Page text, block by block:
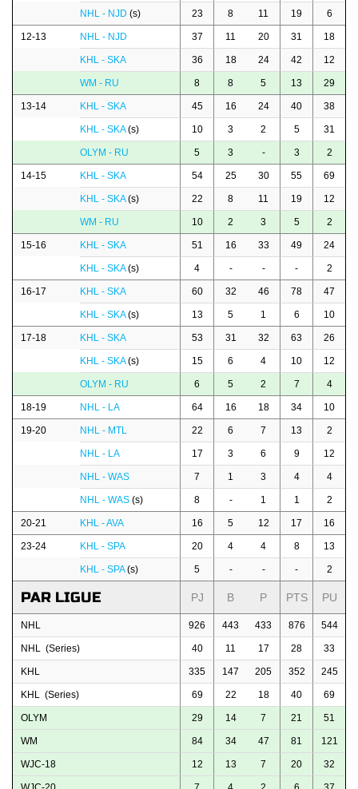
NHL - NJD (s) 23 8 11 19 6
12-13 NHL - NJD 37 11 20 31 18
KHL - SKA 36 18 24 42 12
WM - RU 8 8 5 13 29
13-14 KHL - SKA 45 16 24 40 38
KHL - SKA(s) 10 3 2 5 31
OLYM - RU 5 3 - 3 2
14-15 KHL - SKA 54 25 30 55 69
KHL - SKA(s) 22 8 11 19 12
WM - RU 10 2 3 5 2
15-16 KHL - SKA 51 16 33 49 24
KHL - SKA(s) 4 - - - 2
16-17 KHL - SKA 60 32 46 78 47
KHL - SKA(s) 13 5 1 6 10
17-18 KHL - SKA 53 31 32 63 26
KHL - SKA(s) 15 6 4 10 12
OLYM - RU 6 5 2 7 4
18-19 NHL - LA 64 16 18 34 10
19-20 NHL - MTL 22 6 7 13 2
NHL - LA 17 3 6 9 12
NHL - WAS 7 1 3 4 4
NHL - WAS (s) 8 - 1 1 2
20-21 KHL - AVA 16 5 12 17 16
23-24 KHL - SPA 20 4 4 8 13
KHL - SPA(s) 5 - - - 2
PAR LIGUE PJ B P PTS PU
NHL 926 443 433 876 544
NHL (Series) 40 11 17 28 33
KHL 335 147 205 352 245
KHL (Series) 69 22 18 40 69
OLYM 29 14 7 21 51
WM 84 34 47 81 121
WJC-18 12 13 7 20 32